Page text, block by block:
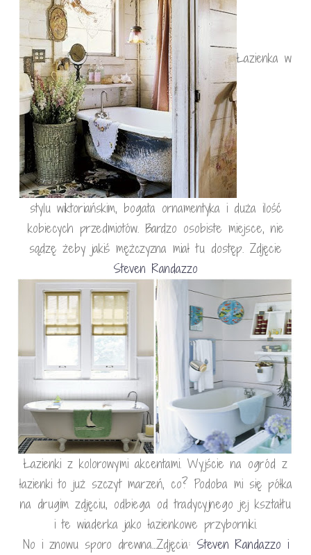
Łazienka w
stylu wiktoriańskim, bogata ornamentyka i duża ilość
kobiecych przedmiotów. Bardzo osobiste miejsce, nie
sądzę żeby jakiś mężczyzna miał tu dostęp. Zdjęcie
Steven Randazzo
Łazienki z kolorowymi akcentami. Wyjście na ogród z
łazienki to już szczyt marzeń, co? Podoba mi się półka
na drugim zdjęciu, odbiega od tradycyjnego jej kształtu
i te wiaderka jako łazienkowe przyborniki.
No i znowu sporo drewna…Zdjęcia: Steven Randazzo i